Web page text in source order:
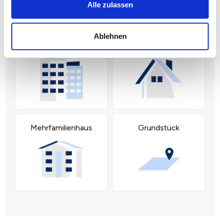
Alle zulassen
Ablehnen